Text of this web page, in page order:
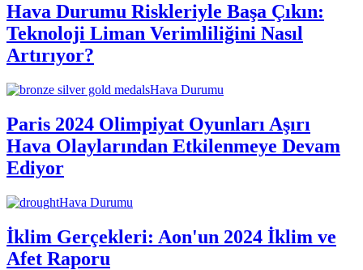
Hava Durumu Riskleriyle Başa Çıkın:
Teknoloji Liman Verimliliğini Nasıl
Artırıyor?
Hava Durumu
Paris 2024 Olimpiyat Oyunları Aşırı
Hava Olaylarından Etkilenmeye Devam
Ediyor
Hava Durumu
İklim Gerçekleri: Aon'un 2024 İklim ve
Afet Raporu